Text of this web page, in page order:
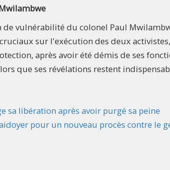
de vulnérabilité du colonel Paul
sur l'exécution des deux
après avoir été démis de ses
que ses révélations restent
sa libération après avoir purgé sa peine
pour un nouveau procès contre le